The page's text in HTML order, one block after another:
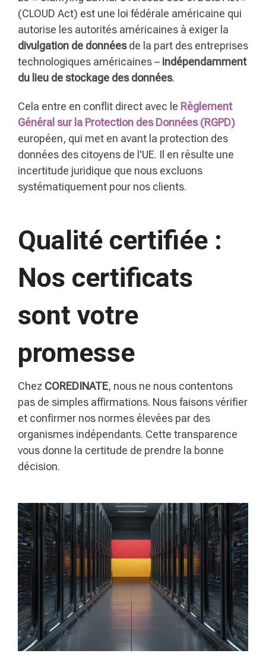
(CLOUD Act) est une loi fédérale américaine qui
autorise les autorités américaines à exiger la
divulgation de donnéesde la part des entreprises
technologiques américaines – indépendamment
du lieu de stockage des données.
Cela entre en conflit direct avec le Règlement
Général sur la Protection des Données (RGPD)
européen, qui met en avant la protection des
données des citoyens de l'UE. Il en résulte une
incertitude juridique que nous excluons
systématiquement pour nos clients.
Qualité certifiée :
Nos certificats
sont votre
promesse
Chez COREDINATE, nous ne nous contentons
pas de simples affirmations. Nous faisons vérifier
et confirmer nos normes élevées par des
organismes indépendants. Cette transparence
vous donne la certitude de prendre la bonne
décision.